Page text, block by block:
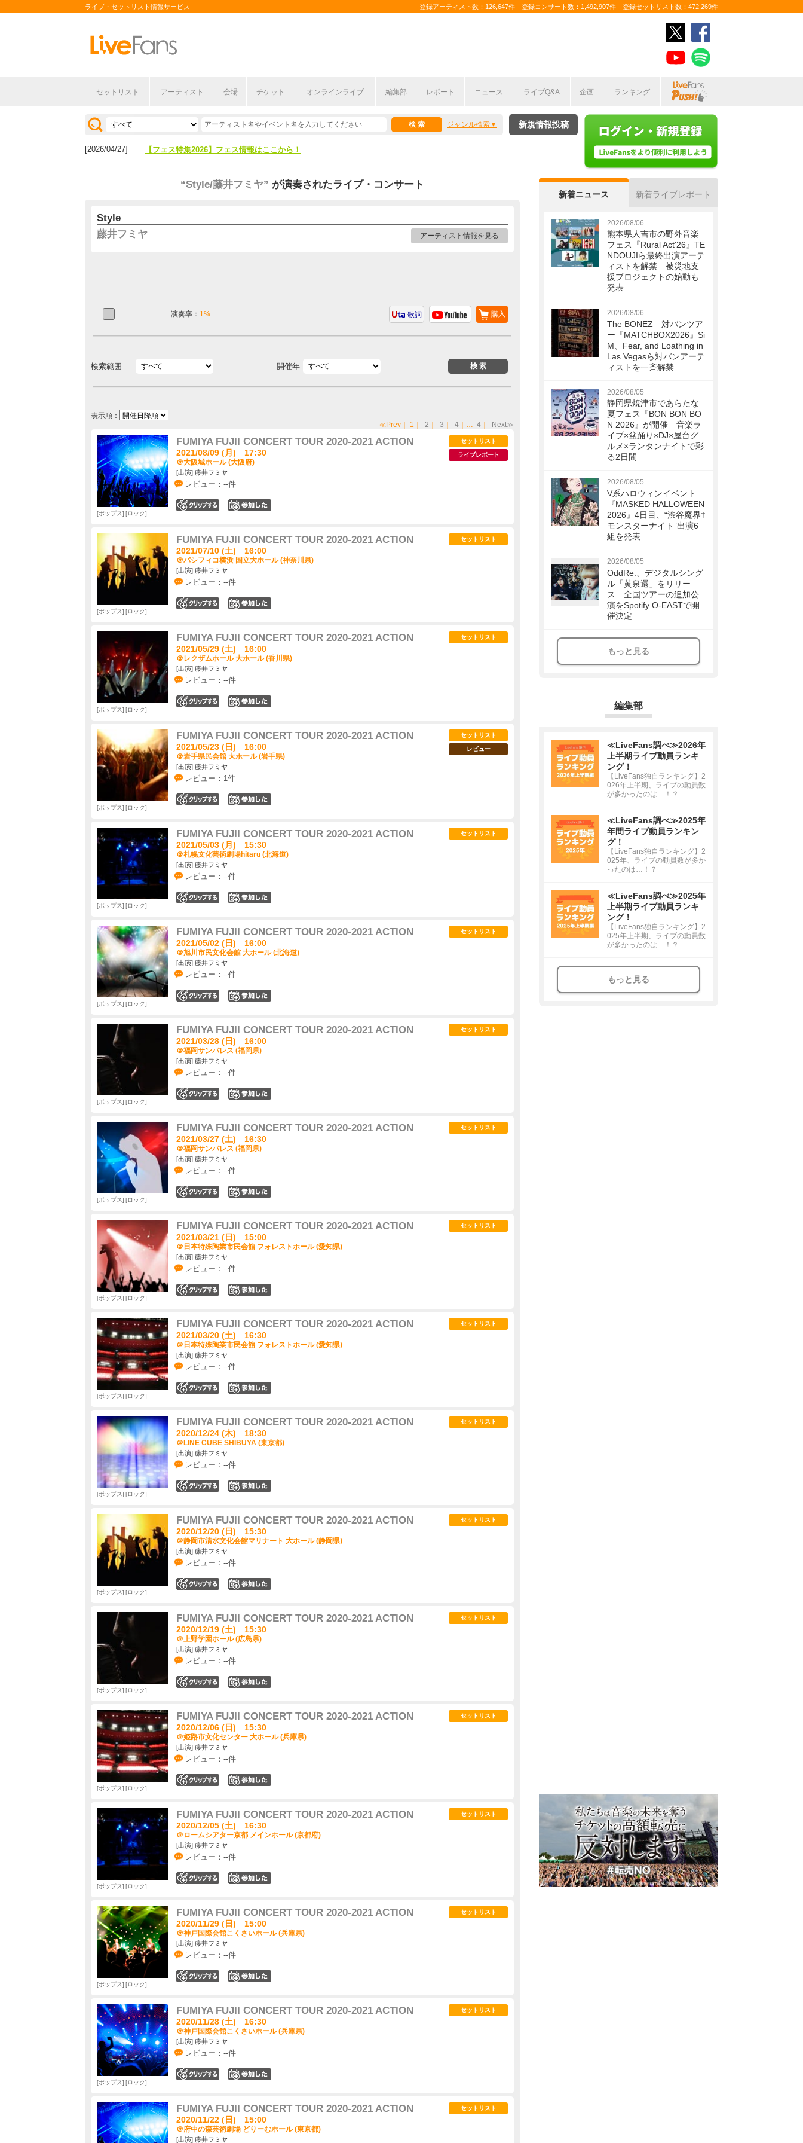
ライブ・セットリスト情報サービス 登録アーティスト数：126,647件 登録コンサート数：1,492,907件 登録セットリスト数：472,269件
セットリスト アーティスト 会場 チケット オンラインライブ 編集部 レポート ニュース ライブQ&A 企画 ランキング
ジャンル検索
[2026/07/28] 【ライブ動員ランキング】2026年上半期編発表！
[2026/04/27] 【フェス特集2026】フェス情報はここから！
新規情報投稿
“Style/藤井フミヤ” が演奏されたライブ・コンサート
Style
藤井フミヤ
アーティスト情報を見る
演奏率： 1% 購入
歌詞
検索範囲 開催年
表示順：
≪Prev ｜ 1 ｜ 2 ｜ 3 ｜ 4 ｜… 4 ｜ Next≫
FUMIYA FUJII CONCERT TOUR 2020-2021 ACTION
2021/08/09 (月) 17:30
＠大阪城ホール (大阪府)
[出演] 藤井フミヤ
レビュー：--件
セットリスト
ライブレポート
ポップス ロック
FUMIYA FUJII CONCERT TOUR 2020-2021 ACTION
2021/07/10 (土) 16:00
＠パシフィコ横浜 国立大ホール (神奈川県)
[出演] 藤井フミヤ
レビュー：--件
セットリスト
ポップス ロック
FUMIYA FUJII CONCERT TOUR 2020-2021 ACTION
2021/05/29 (土) 16:00
＠レクザムホール 大ホール (香川県)
[出演] 藤井フミヤ
レビュー：--件
セットリスト
ポップス ロック
FUMIYA FUJII CONCERT TOUR 2020-2021 ACTION
2021/05/23 (日) 16:00
＠岩手県民会館 大ホール (岩手県)
[出演] 藤井フミヤ
レビュー：1件
セットリスト
レビュー
ポップス ロック
FUMIYA FUJII CONCERT TOUR 2020-2021 ACTION
2021/05/03 (月) 15:30
＠札幌文化芸術劇場hitaru (北海道)
[出演] 藤井フミヤ
レビュー：--件
セットリスト
ポップス ロック
FUMIYA FUJII CONCERT TOUR 2020-2021 ACTION
2021/05/02 (日) 16:00
＠旭川市民文化会館 大ホール (北海道)
[出演] 藤井フミヤ
レビュー：--件
セットリスト
ポップス ロック
FUMIYA FUJII CONCERT TOUR 2020-2021 ACTION
2021/03/28 (日) 16:00
＠福岡サンパレス (福岡県)
[出演] 藤井フミヤ
レビュー：--件
セットリスト
ポップス ロック
FUMIYA FUJII CONCERT TOUR 2020-2021 ACTION
2021/03/27 (土) 16:30
＠福岡サンパレス (福岡県)
[出演] 藤井フミヤ
レビュー：--件
セットリスト
ポップス ロック
FUMIYA FUJII CONCERT TOUR 2020-2021 ACTION
2021/03/21 (日) 15:00
＠日本特殊陶業市民会館 フォレストホール (愛知県)
[出演] 藤井フミヤ
レビュー：--件
セットリスト
ポップス ロック
FUMIYA FUJII CONCERT TOUR 2020-2021 ACTION
2021/03/20 (土) 16:30
＠日本特殊陶業市民会館 フォレストホール (愛知県)
[出演] 藤井フミヤ
レビュー：--件
セットリスト
ポップス ロック
FUMIYA FUJII CONCERT TOUR 2020-2021 ACTION
2020/12/24 (木) 18:30
＠LINE CUBE SHIBUYA (東京都)
[出演] 藤井フミヤ
レビュー：--件
セットリスト
ポップス ロック
FUMIYA FUJII CONCERT TOUR 2020-2021 ACTION
2020/12/20 (日) 15:30
＠静岡市清水文化会館マリナート 大ホール (静岡県)
[出演] 藤井フミヤ
レビュー：--件
セットリスト
ポップス ロック
FUMIYA FUJII CONCERT TOUR 2020-2021 ACTION
2020/12/19 (土) 15:30
＠上野学園ホール (広島県)
[出演] 藤井フミヤ
レビュー：--件
セットリスト
ポップス ロック
FUMIYA FUJII CONCERT TOUR 2020-2021 ACTION
2020/12/06 (日) 15:30
＠姫路市文化センター 大ホール (兵庫県)
[出演] 藤井フミヤ
レビュー：--件
セットリスト
ポップス ロック
FUMIYA FUJII CONCERT TOUR 2020-2021 ACTION
2020/12/05 (土) 16:30
＠ロームシアター京都 メインホール (京都府)
[出演] 藤井フミヤ
レビュー：--件
セットリスト
ポップス ロック
FUMIYA FUJII CONCERT TOUR 2020-2021 ACTION
2020/11/29 (日) 15:00
＠神戸国際会館こくさいホール (兵庫県)
[出演] 藤井フミヤ
レビュー：--件
セットリスト
ポップス ロック
FUMIYA FUJII CONCERT TOUR 2020-2021 ACTION
2020/11/28 (土) 16:30
＠神戸国際会館こくさいホール (兵庫県)
[出演] 藤井フミヤ
レビュー：--件
セットリスト
ポップス ロック
FUMIYA FUJII CONCERT TOUR 2020-2021 ACTION
2020/11/22 (日) 15:00
＠府中の森芸術劇場 どりーむホール (東京都)
[出演] 藤井フミヤ
セットリスト
新着ニュース 新着ライブレポート
2026/08/06
熊本県人吉市の野外音楽
フェス『Rural Act'26』TE
NDOUJIら最終出演アーテ
ィストを解禁 被災地支
援プロジェクトの始動も
発表
2026/08/06
The BONEZ 対バンツア
ー『MATCHBOX2026』Si
M、Fear, and Loathing in
Las Vegasら対バンアーテ
ィストを一斉解禁
2026/08/05
静岡県焼津市であらたな
夏フェス『BON BON BO
N 2026』が開催 音楽ラ
イブ×盆踊り×DJ×屋台グ
ルメ×ランタンナイトで彩
る2日間
2026/08/05
V系ハロウィンイベント
『MASKED HALLOWEEN
2026』4日目、“渋谷魔界†
モンスターナイト”出演6
組を発表
2026/08/05
OddRe:、デジタルシング
ル「黄泉還」をリリー
ス 全国ツアーの追加公
演をSpotify O-EASTで開
催決定
もっと見る
編集部
≪LiveFans調べ≫2026年
上半期ライブ動員ランキ
ング！
【LiveFans独自ランキング】2
026年上半期、ライブの動員数
が多かったのは…！？
≪LiveFans調べ≫2025年
年間ライブ動員ランキン
グ！
【LiveFans独自ランキング】2
025年、ライブの動員数が多か
ったのは…！？
≪LiveFans調べ≫2025年
上半期ライブ動員ランキ
ング！
【LiveFans独自ランキング】2
025年上半期、ライブの動員数
が多かったのは…！？
もっと見る